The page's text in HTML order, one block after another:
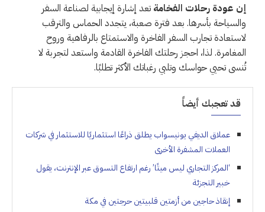
إن عودة رحلات الفخامة تعد إشارة إيجابية لصناعة السفر
والسياحة بأسرها. بعد فترة صعبة، يتجدد الحماس والترقب
لاستعادة تجارب السفر الفاخرة والاستمتاع بالرفاهية وروح
المغامرة. لذا، احجز رحلتك الفاخرة القادمة واستعد لتجربة لا
تُنسى تحيي حواسك وتلبي رغباتك الأكثر تطلبًا.
قد تعجبك أيضاً
عملاق الديفي يونيسواب يطلق ذراعًا استثماريًا للاستثمار في شركات
العملات المشفرة الأخرى
‘المركز التجاري ليس ميتًا’ رغم ارتفاع التسوق عبر الإنترنت، يقول
خبير التجزئة
إنقاذ حاجين من أزمتين قلبيتين حرجتين في مكة